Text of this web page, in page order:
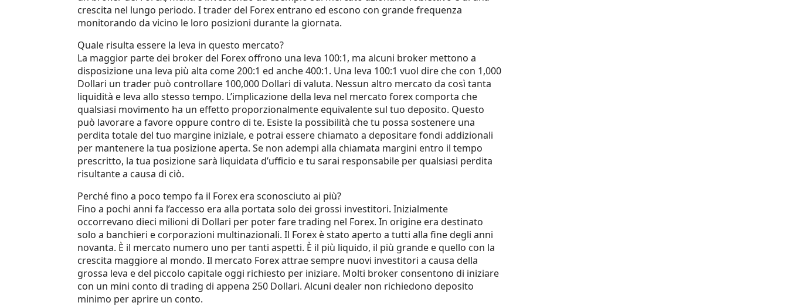
crescita nel lungo periodo. I trader del Forex entrano ed escono con grande frequenza
monitorando da vicino le loro posizioni durante la giornata.
Quale risulta essere la leva in questo mercato?
La maggior parte dei broker del Forex offrono una leva 100:1, ma alcuni broker mettono a
disposizione una leva più alta come 200:1 ed anche 400:1. Una leva 100:1 vuol dire che con 1,000
Dollari un trader può controllare 100,000 Dollari di valuta. Nessun altro mercato da così tanta
liquidità e leva allo stesso tempo. L’implicazione della leva nel mercato forex comporta che
qualsiasi movimento ha un effetto proporzionalmente equivalente sul tuo deposito. Questo
può lavorare a favore oppure contro di te. Esiste la possibilità che tu possa sostenere una
perdita totale del tuo margine iniziale, e potrai essere chiamato a depositare fondi addizionali
per mantenere la tua posizione aperta. Se non adempi alla chiamata margini entro il tempo
prescritto, la tua posizione sarà liquidata d’ufficio e tu sarai responsabile per qualsiasi perdita
risultante a causa di ciò.
Perché fino a poco tempo fa il Forex era sconosciuto ai più?
Fino a pochi anni fa l’accesso era alla portata solo dei grossi investitori. Inizialmente
occorrevano dieci milioni di Dollari per poter fare trading nel Forex. In origine era destinato
solo a banchieri e corporazioni multinazionali. Il Forex è stato aperto a tutti alla fine degli anni
novanta. È il mercato numero uno per tanti aspetti. È il più liquido, il più grande e quello con la
crescita maggiore al mondo. Il mercato Forex attrae sempre nuovi investitori a causa della
grossa leva e del piccolo capitale oggi richiesto per iniziare. Molti broker consentono di iniziare
con un mini conto di trading di appena 250 Dollari. Alcuni dealer non richiedono deposito
minimo per aprire un conto.